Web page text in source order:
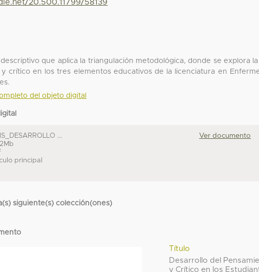
20.500.11799/58139
que aplica la triangulación metodológica, donde se explora la
crítico en los tres elementos educativos de la licenciatura en
del objeto digital
...
principal
Ver documento
siguiente(s) colección(ones)
Título
Desarrollo del
y Crítico en los